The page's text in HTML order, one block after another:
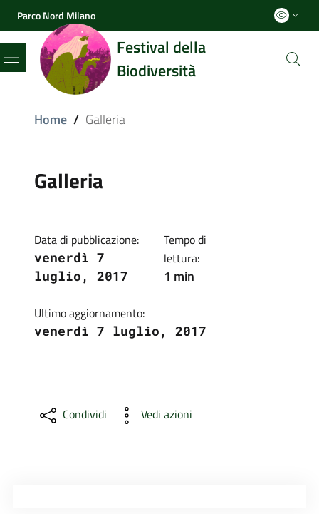
Parco Nord Milano
Festival della
Biodiversità
Menu
Home / Galleria
Galleria
Data di pubblicazione:
venerdì 7
luglio, 2017
Tempo di
lettura:
1 min
Ultimo aggiornamento:
venerdì 7 luglio, 2017
Condividi Vedi azioni